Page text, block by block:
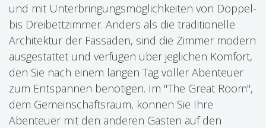
und mit Unterbringungsmöglichkeiten von Doppel-
bis Dreibettzimmer. Anders als die traditionelle
Architektur der Fassaden, sind die Zimmer modern
ausgestattet und verfügen über jeglichen Komfort,
den Sie nach einem langen Tag voller Abenteuer
zum Entspannen benötigen. Im "The Great Room",
dem Gemeinschaftsraum, können Sie Ihre
Abenteuer mit den anderen Gästen auf den